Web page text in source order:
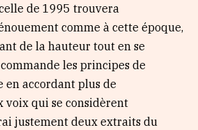
de 1995 trouvera
comme à cette époque,
de la hauteur tout en se
les principes de
en accordant plus de
voix qui se considèrent
justement deux extraits du